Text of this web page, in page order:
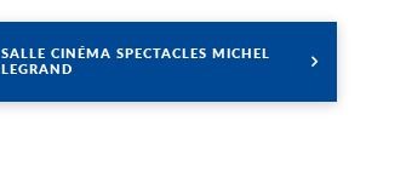
SALLE CINÉMA SPECTACLES MICHEL
LEGRAND